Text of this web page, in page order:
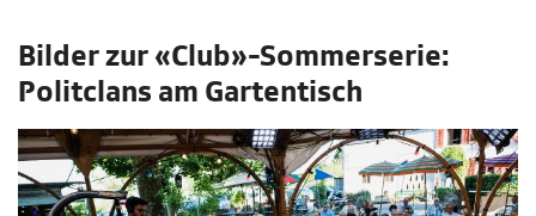
Bilder zur «Club»-Sommerserie:
Politclans am Gartentisch